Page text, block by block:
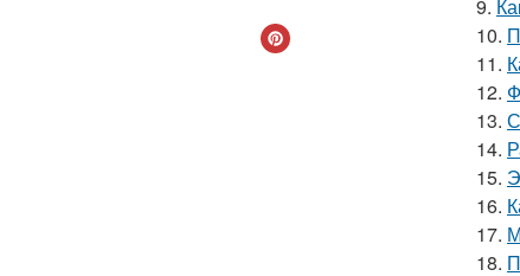
9.
10.
11.
12.
13.
14.
15.
16.
17.
18.